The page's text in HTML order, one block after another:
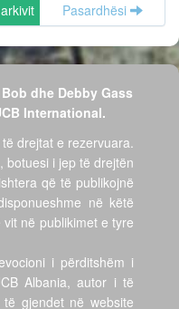
Pasardhësi
dhe Debby Gass
International.
drejtat e rezervuara.
botuesi i jep të drejtën
që të publikojnë
në këtë
në publikimet e tyre
i përditshëm i
Albania, autor i të
gjendet në website